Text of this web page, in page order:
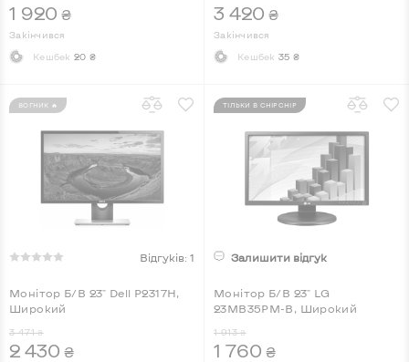
1 920 ₴
Закінчився
Кешбек 20 ₴
3 420 ₴
Закінчився
Кешбек 35 ₴
ВОГНИК 🔥
Відгуків: 1
Монітор Б/В 23" Dell P2317H,
Широкий
3 471 ₴
2 430 ₴
ТІЛЬКИ В CHIPCHIP
Залишити відгук
Монітор Б/В 23" LG
23MB35PM-B, Широкий
1 913 ₴
1 760 ₴